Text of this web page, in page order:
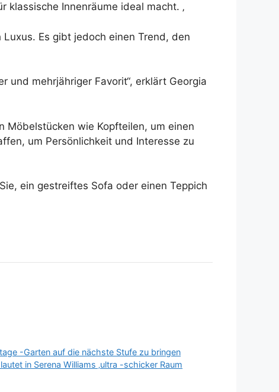
klassische Innenräume ideal macht. ‚
Es gibt jedoch einen Trend, den
und mehrjähriger Favorit“, erklärt Georgia
Möbelstücken wie Kopfteilen, um einen
um Persönlichkeit und Interesse zu
ein gestreiftes Sofa oder einen Teppich
-Garten auf die nächste Stufe zu bringen
in Serena Williams ‚ultra -schicker Raum